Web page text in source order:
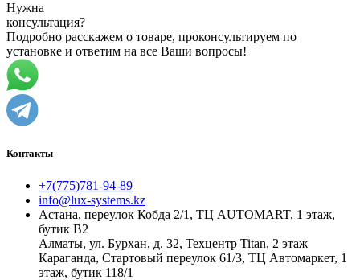
Нужна
консультация?
Подробно расскажем о товаре, проконсультируем по
установке и ответим на все Ваши вопросы!
Контакты
+7(775)781-94-89
info@lux-systems.kz
Астана, переулок Кобда 2/1, ТЦ AUTOMART, 1 этаж,
бутик B2
Алматы, ул. Бурхан, д. 32, Техцентр Titan, 2 этаж
Караганда, Стартовый переулок 61/3, ТЦ Автомаркет, 1
этаж, бутик 118/1